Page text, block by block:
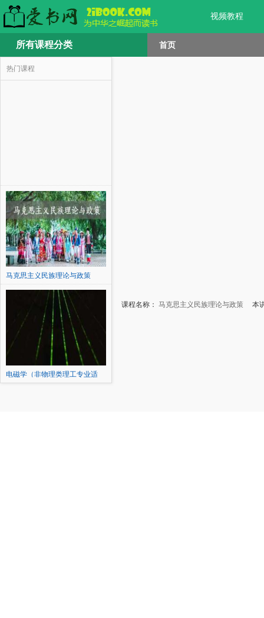
视频教程
所有课程分类 首页
热门课程
马克思主义民族理论与政策
电磁学（非物理类理工专业适
课程名称： 马克思主义民族理论与政策 本讲